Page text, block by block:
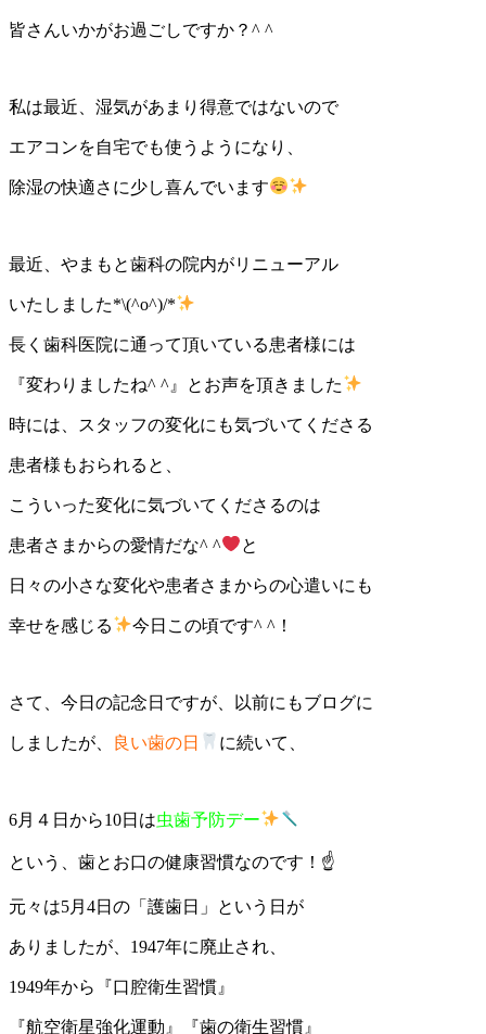
皆さんいかがお過ごしですか？^ ^
私は最近、湿気があまり得意ではないので
エアコンを自宅でも使うようになり、
除湿の快適さに少し喜んでいます
最近、やまもと歯科の院内がリニューアル
いたしました*\(^o^)/*
長く歯科医院に通って頂いている患者様には
『変わりましたね^ ^』とお声を頂きました
時には、スタッフの変化にも気づいてくださる
患者様もおられると、
こういった変化に気づいてくださるのは
患者さまからの愛情だな^ ^ と
日々の小さな変化や患者さまからの心遣いにも
幸せを感じる 今日この頃です^ ^！
さて、今日の記念日ですが、以前にもブログに
しましたが、 良い歯の日 に続いて、
6月４日から10日は虫歯予防デー
という、歯とお口の健康習慣なのです！☝️
元々は5月4日の「護歯日」という日が
ありましたが、1947年に廃止され、
1949年から『口腔衛生習慣』
『航空衛星強化運動』『歯の衛生習慣』